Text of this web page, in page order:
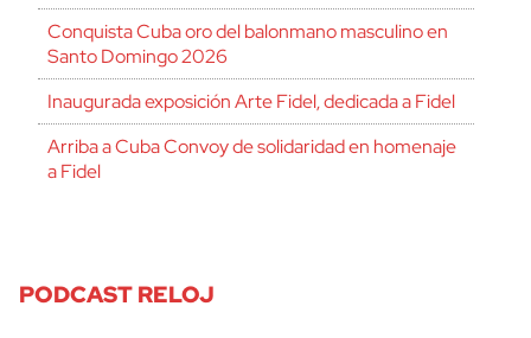
Conquista Cuba oro del balonmano masculino en
Santo Domingo 2026
Inaugurada exposición Arte Fidel, dedicada a Fidel
Arriba a Cuba Convoy de solidaridad en homenaje
a Fidel
PODCAST RELOJ